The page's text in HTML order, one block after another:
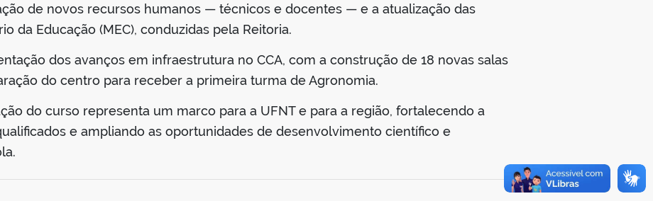
de novos recursos humanos — técnicos e docentes — e a atualização das
da Educação (MEC), conduzidas pela Reitoria.
dos avanços em infraestrutura no CCA, com a construção de 18 novas salas
do centro para receber a primeira turma de Agronomia.
do curso representa um marco para a UFNT e para a região, fortalecendo a
e ampliando as oportunidades de desenvolvimento científico e